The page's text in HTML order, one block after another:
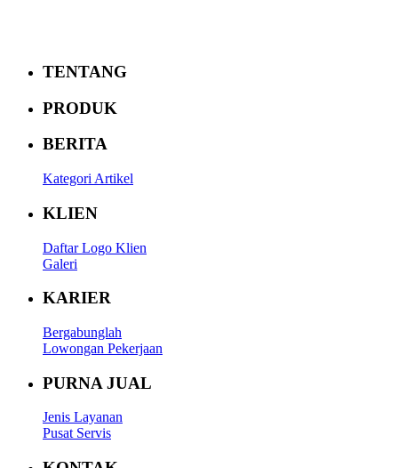
TENTANG
PRODUK
BERITA
Kategori Artikel
KLIEN
Daftar Logo Klien
Galeri
KARIER
Bergabunglah
Lowongan Pekerjaan
PURNA JUAL
Jenis Layanan
Pusat Servis